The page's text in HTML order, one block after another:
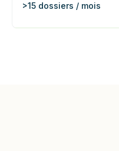
>15 dossiers / mois